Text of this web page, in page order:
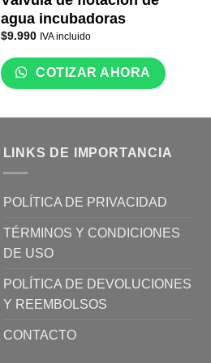
agua incubadoras
$9.990 IVA incluido
COTIZAR AHORA
LINKS DE IMPORTANCIA
POLÍTICA DE PRIVACIDAD
TÉRMINOS Y CONDICIONES
DE USO
POLÍTICA DE DEVOLUCIONES
Y REEMBOLSOS
CONTACTO